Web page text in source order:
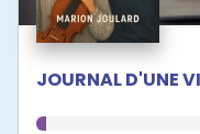
JOURNAL D'UNE